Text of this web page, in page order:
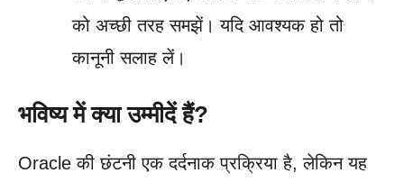
को अच्छी तरह समझें। यदि आवश्यक हो तो
कानूनी सलाह लें।
भविष्य में क्या उम्मीदें हैं?
Oracle की छंटनी एक दर्दनाक प्रक्रिया है, लेकिन यह